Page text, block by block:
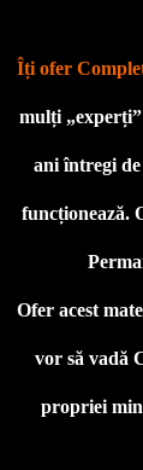
Îți ofer
mulți
ani întregi
funcționează.
Ofer acest
vor să vadă
propriei